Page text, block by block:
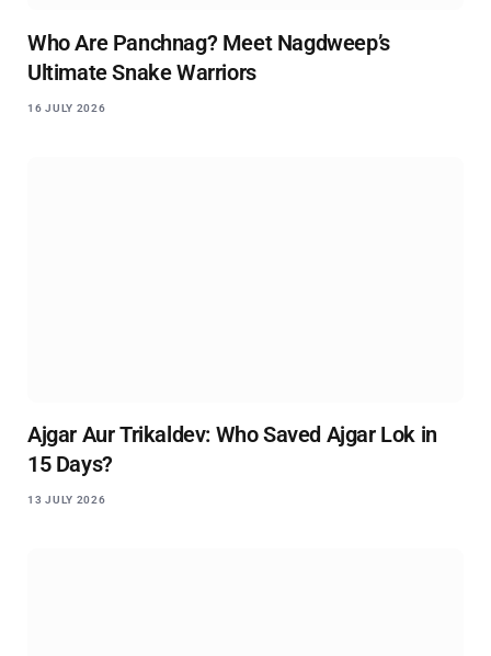
Who Are Panchnag? Meet Nagdweep’s
Ultimate Snake Warriors
16 JULY 2026
Ajgar Aur Trikaldev: Who Saved Ajgar Lok in
15 Days?
13 JULY 2026